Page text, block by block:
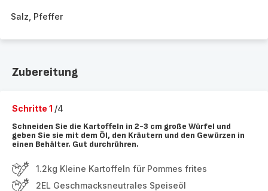
Salz, Pfeffer
Zubereitung
Schritte 1 /4
Schneiden Sie die Kartoffeln in 2-3 cm große Würfel und
geben Sie sie mit dem Öl, den Kräutern und den Gewürzen in
einen Behälter. Gut durchrühren.
1.2kg Kleine Kartoffeln für Pommes frites
2EL Geschmacksneutrales Speiseöl